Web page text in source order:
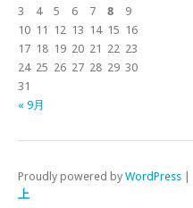
3
4 5 6 7 8
9
10 11 12 13 14 15 16
17 18 19 20 21 22 23
24 25 26 27 28 29 30
31
« 9月
Proudly powered by WordPress |
上